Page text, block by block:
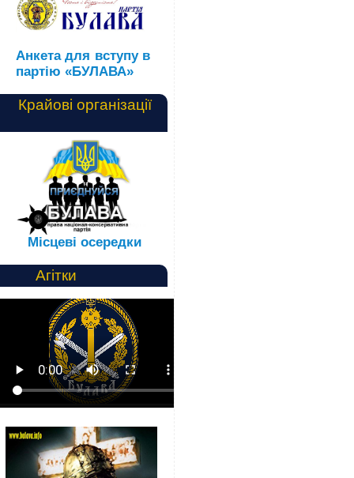
Анкета для вступу в
партію «БУЛАВА»
Крайові організації
Місцеві осередки
Агітки